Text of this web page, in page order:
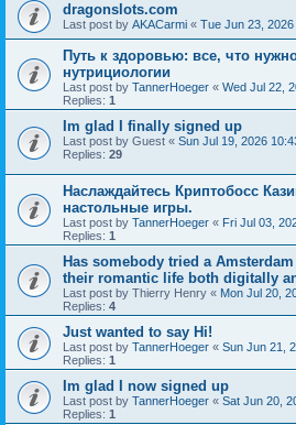
dragonslots.com
Last post by AKACarmi « Tue Jun 23,
Путь к здоровью: все, что
нутрициологии
Last post by TannerHoeger « Wed Jul 22,
Replies: 1
Im glad I finally signed up
Last post by Guest « Sun Jul 19, 2026
Replies: 29
Наслаждайтесь Криптобосс
настольные игры.
Last post by TannerHoeger « Fri Jul 03,
Replies: 1
Has somebody tried a
their romantic life both digitally
Last post by Thierry Henry « Mon Jul 20,
Replies: 4
Just wanted to say Hi!
Last post by TannerHoeger « Sun Jun 21,
Replies: 1
Im glad I now signed up
Last post by TannerHoeger « Sat Jun 20,
Replies: 1